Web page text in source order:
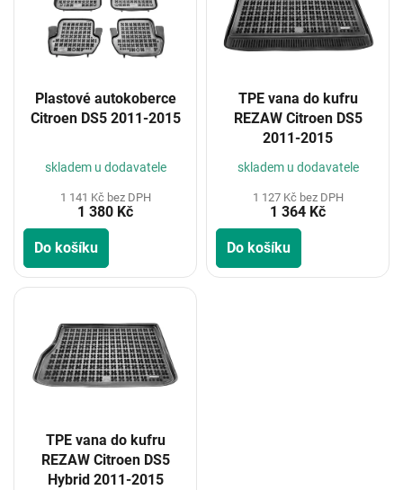
Plastové autokoberce
Citroen DS5 2011-2015
skladem u dodavatele
1 141 Kč bez DPH
1 380 Kč
Do košíku
TPE vana do kufru
REZAW Citroen DS5
2011-2015
skladem u dodavatele
1 127 Kč bez DPH
1 364 Kč
Do košíku
TPE vana do kufru
REZAW Citroen DS5
Hybrid 2011-2015